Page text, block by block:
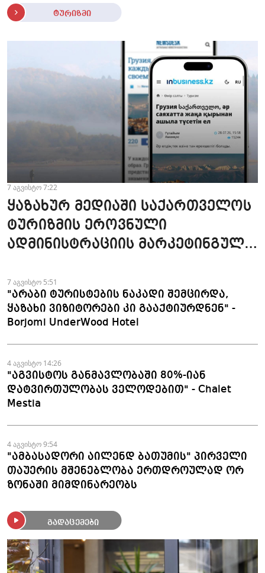
ტურიზმი
7 აგვისტო 7:22
ყაზახურ მედიაში საქართველოს
ტურიზმის ეროვნული
ადმინისტრაციის მარკეტინგული
მომზადდა
7 აგვისტო 5:51
"არაბი ტურისტების ნაკადი შემცირდა,
ყაზახი ვიზიტორები კი გააქტიურდნენ" -
Borjomi UnderWood Hotel
4 აგვისტო 14:26
"აგვისტოს განმავლობაში 80%-იან
დატვირთულობას ველოდებით" - Chalet
Mestia
4 აგვისტო 9:54
"ამბასადორი აილენდ ბათუმის" პირველი
თაუერის მშენებლობა ერთდროულად ორ
ზონაში მიმდინარეობს
გადაცემები